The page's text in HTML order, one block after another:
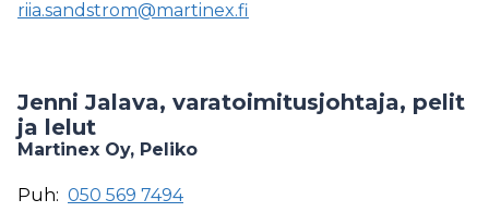
riia.sandstrom@martinex.fi
Jenni Jalava, varatoimitusjohtaja, pelit
ja lelut
Martinex Oy, Peliko
Puh: 050 569 7494